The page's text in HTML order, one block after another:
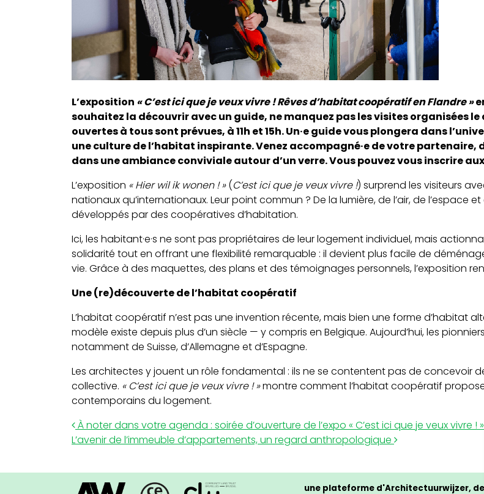
L’exposition « C’est ici que je veux vivre ! Rêves d’habitat coopératif en Flandre »
souhaitez la découvrir avec un guide, ne manquez pas les visites organisées le
ouvertes à tous sont prévues, à 11h et 15h. Un·e guide vous plongera dans
une culture de l’habitat inspirante. Venez accompagné·e de votre partenaire,
dans une ambiance conviviale autour d’un verre. Vous pouvez vous inscrire
L’exposition « Hier wil ik wonen ! »(C’est ici que je veux vivre !) surprend les visiteurs
nationaux qu’internationaux. Leur point commun ? De la lumière, de l’air, de
développés par des coopératives d’habitation.
Ici, les habitant·e·s ne sont pas propriétaires de leur logement individuel, mais
solidarité tout en offrant une flexibilité remarquable : il devient plus facile de
vie. Grâce à des maquettes, des plans et des témoignages personnels, l’exposition
Une (re)découverte de l’habitat coopératif
L’habitat coopératif n’est pas une invention récente, mais bien une forme d’habitat
modèle existe depuis plus d’un siècle — y compris en Belgique. Aujourd’hui, les
notamment de Suisse, d’Allemagne et d’Espagne.
Les architectes y jouent un rôle fondamental : ils ne se contentent pas de concevoir
collective. « C’est ici que je veux vivre ! »montre comment l’habitat coopératif
contemporains du logement.
Post navigation
À noter dans votre agenda : soirée d’ouverture de l’expo « C’est ici que je veux vivre ! »
L’avenir de l’immeuble d’appartements, un regard anthropologique
une plateforme d'Architectuurwijzer, de